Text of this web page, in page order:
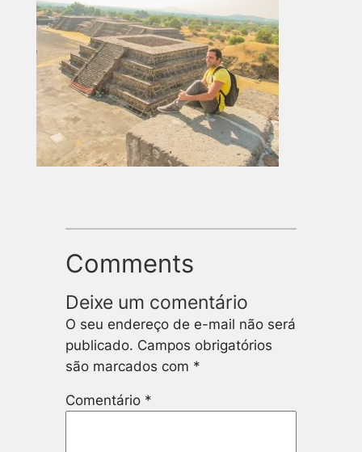
Comments
Deixe um comentário
O seu endereço de e-mail não será
publicado. Campos obrigatórios
são marcados com *
Comentário *